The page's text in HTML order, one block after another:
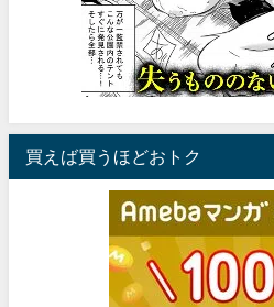
買えば買うほどおトク